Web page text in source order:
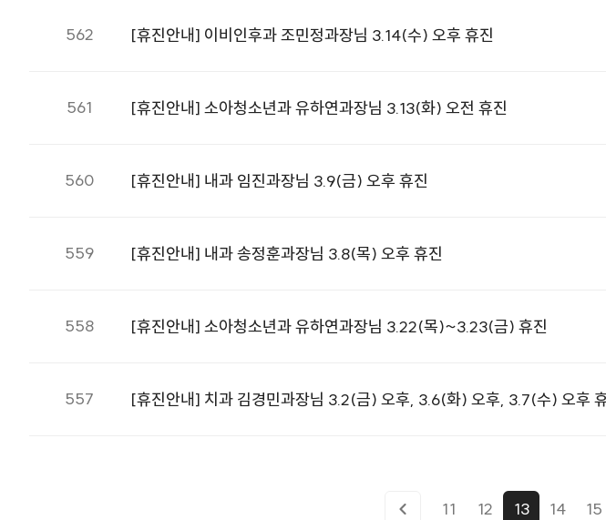
562 [휴진안내] 이비인후과 조민정과장님 3.14(수) 오후 휴진
561 [휴진안내] 소아청소년과 유하연과장님 3.13(화) 오전 휴진
560 [휴진안내] 내과 임진과장님 3.9(금) 오후 휴진
559 [휴진안내] 내과 송정훈과장님 3.8(목) 오후 휴진
558 [휴진안내] 소아청소년과 유하연과장님 3.22(목)~3.23(금) 휴진
557 [휴진안내] 치과 김경민과장님 3.2(금) 오후, 3.6(화) 오후, 3.7(수) 오후
11 12 13 14 15